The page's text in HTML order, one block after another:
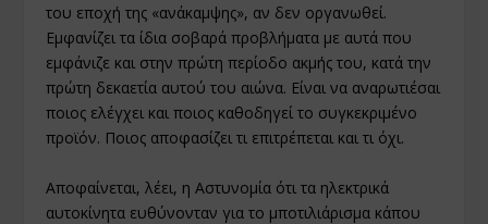
του εποχή της «ανάκαμψης», αν δεν οργανωθεί.
Εμφανίζει τα ίδια σοβαρά προβλήματα με αυτά που
εμφάνιζε και στην πρώτη περίοδο ακμής του, κατά την
πρώτη δεκαετία αυτού του αιώνα. Είναι να αναρωτιέσαι
ποιος ελέγχει και ποιος καθοδηγεί το συγκεκριμένο
προϊόν. Ποιος αποφασίζει τι επιτρέπεται και τι όχι.
Αποφαίνεται, λέει, η Αστυνομία ότι τα ηλεκτρικά
αυτοκίνητα ευθύνονταν για το μποτιλιάρισμα κάπου